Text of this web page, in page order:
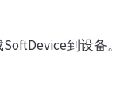
到设备。